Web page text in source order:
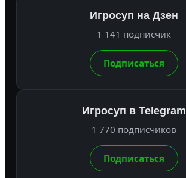
Игросуп на Дзен
1 141 подписчик
Подписаться
Игросуп в Telegram
1 770 подписчиков
Подписаться